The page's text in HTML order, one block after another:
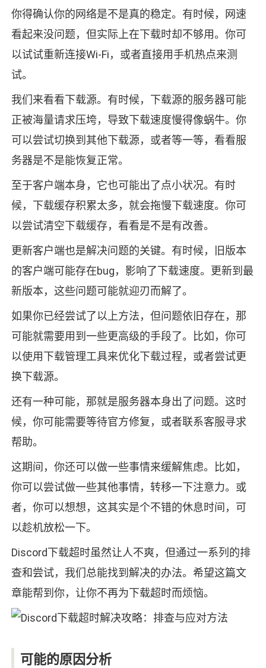
你得确认你的网络是不是真的稳定。有时候，网速
看起来没问题，但实际上在下载时却不够用。你可
以试试重新连接Wi-Fi，或者直接用手机热点来测
试。
我们来看看下载源。有时候，下载源的服务器可能
正被海量请求压垮，导致下载速度慢得像蜗牛。你
可以尝试切换到其他下载源，或者等一等，看看服
务器是不是能恢复正常。
至于客户端本身，它也可能出了点小状况。有时
候，下载缓存积累太多，就会拖慢下载速度。你可
以尝试清空下载缓存，看看是不是有改善。
更新客户端也是解决问题的关键。有时候，旧版本
的客户端可能存在bug，影响了下载速度。更新到最
新版本，这些问题可能就迎刃而解了。
如果你已经尝试了以上方法，但问题依旧存在，那
可能就需要用到一些更高级的手段了。比如，你可
以使用下载管理工具来优化下载过程，或者尝试更
换下载源。
还有一种可能，那就是服务器本身出了问题。这时
候，你可能需要等待官方修复，或者联系客服寻求
帮助。
这期间，你还可以做一些事情来缓解焦虑。比如，
你可以尝试做一些其他事情，转移一下注意力。或
者，你可以想想，这其实是个不错的休息时间，可
以趁机放松一下。
Discord下载超时虽然让人不爽，但通过一系列的排
查和尝试，我们总能找到解决的办法。希望这篇文
章能帮到你，让你不再为下载超时而烦恼。
可能的原因分析